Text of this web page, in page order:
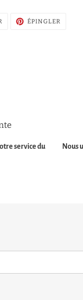
TWEETERÉPINGLER
servicedu Nous